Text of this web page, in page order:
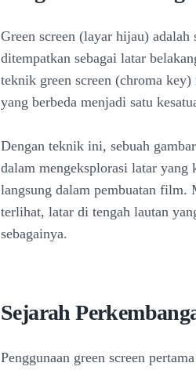
Green screen (layar hijau) adalah
ditempatkan sebagai latar
teknik green screen (chroma
yang berbeda menjadi satu
Dengan teknik ini, sebuah
dalam mengeksplorasi latar
langsung dalam pembuatan film.
terlihat, latar di tengah lautan
sebagainya.
Sejarah
Penggunaan green screen